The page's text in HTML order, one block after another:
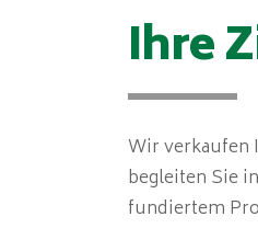
Ihre
Wir verkaufen
begleiten Sie
fundiertem